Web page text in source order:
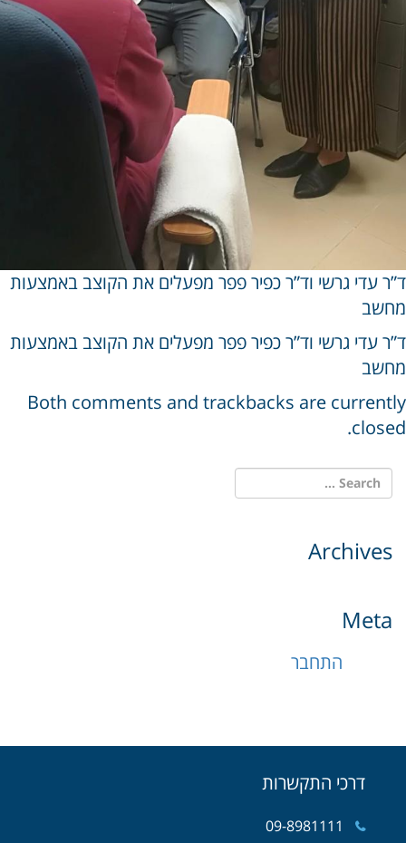
עדי גרשי וד”ר כפיר פפר מפעלים את הקוצב באמצעות
עדי גרשי וד”ר כפיר פפר מפעלים את הקוצב באמצעות
Both comments and trackbacks are
התחבר
דרכי התקשרות
09-8981111